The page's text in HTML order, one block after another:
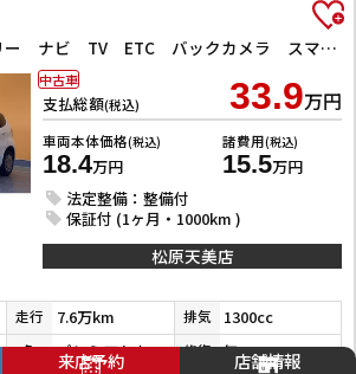
G・10thアニバーサリー ナビ TV ETC バックカメラ スマートキー 電動格納ミラー CVT 盗難防止システム 衝突安全ボディ ABS エアコン パワーステアリング パワーウィンドウ 運転席エアバッグ
支払総額(税込) 33.9万円
車両本体価格(税込)
18.4万円
諸費用(税込)
15.5万円
法定整備：整備付
保証付 (1ヶ月・1000km )
中古車
松原天美店
走行 7.6万km 排気 1300cc
色 プレミアムホワイトパール 修復 無
来店予約 店舗情報